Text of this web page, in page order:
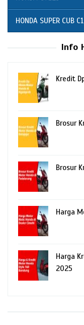
HONDA SUPER CUB
Info
Kredit
Brosur
Brosur
Harga
Harga
2025